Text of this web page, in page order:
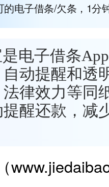
的电子借条/欠条，1分
电子借条
动提醒和透
律效力等同
醒还款，减